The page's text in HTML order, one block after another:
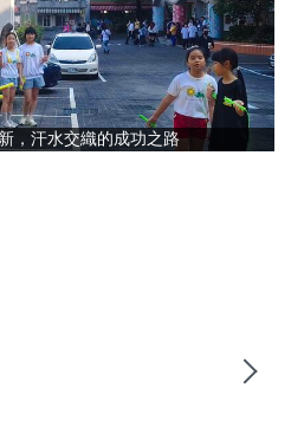
，汗水交織的成功之路